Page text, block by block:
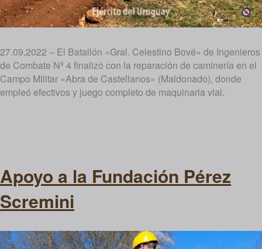
27.09.2022 – El Batallón «Gral. Celestino Bové» de Ingenieros
de Combate Nº 4 finalizó con la reparación de caminería en el
Campo Militar «Abra de Castellanos» (Maldonado), donde
empleó efectivos y juego completo de maquinaria vial.
Apoyo a la Fundación Pérez
Scremini